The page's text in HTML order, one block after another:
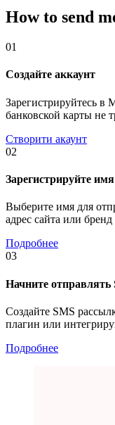
How to send
01
Создайте аккаунт
Зарегистрируйтесь в
банковской карты не
Створити акаунт
02
Зарегистрируйте
Выберите имя для
адрес сайта или бренд
Подробнее
03
Начните отправлять
Создайте SMS
плагин или
Подробнее